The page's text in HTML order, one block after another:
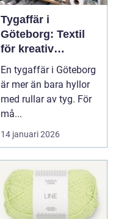
Tygaffär i
Göteborg: Textil
för kreativ
inredning och
hållbara projekt
En tygaffär i Göteborg
är mer än bara hyllor
med rullar av tyg. För
må...
14 januari 2026